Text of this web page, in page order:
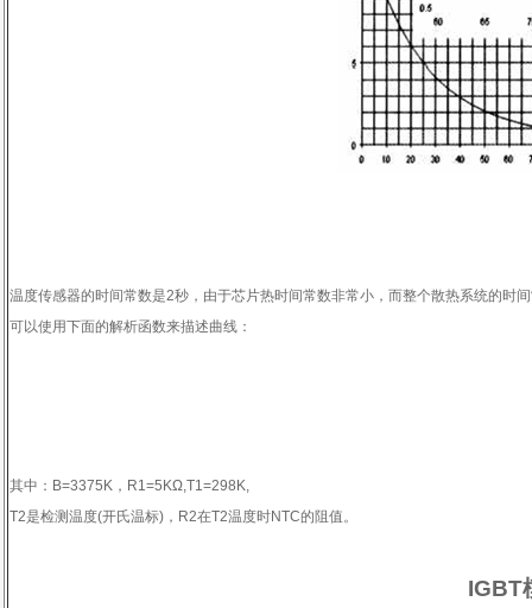
温度传感器的时间常数是2秒，由于芯片热时间常数非常小，而整个散热系统的时
可以使用下面的解析函数来描述曲线：
其中： B=3375K ， R1=5KΩ,T1=298K,
T2是检测温度(开氏温标) ， R2在T2温度时NTC的阻值。
IGBT